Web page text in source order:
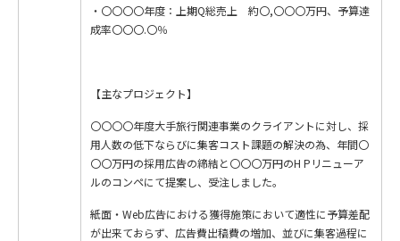
・〇〇〇〇年度：上期Q総売上 約〇,〇〇〇万円、予算達
成率〇〇〇.〇％
【主なプロジェクト】
〇〇〇〇年度大手旅行関連事業のクライアントに対し、採
用人数の低下ならびに集客コスト課題の解決の為、年間〇
〇〇万円の採用広告の締結と〇〇〇万円のH Pリニューア
ルのコンペにて提案し、受注しました。
紙面・Web広告における獲得施策において適性に予算差配
が出来ておらず、広告費出稿費の増加、並びに集客過程に